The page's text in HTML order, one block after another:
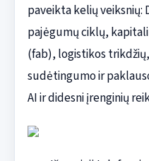
paveikta kelių veiksnių:
pajėgumų ciklų,
(fab), logistikos
sudėtingumo ir
AI ir didesni įrenginių